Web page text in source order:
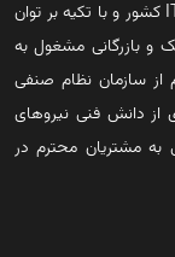
شرکت ستاک فناوری ویرا در راستای گسترش صنعت IT کشور و با تکیه بر توان
و بازرگانی مشغول به
از سازمان نظام صنفی
از دانش فنی نیروهای
مشتریان محترم در